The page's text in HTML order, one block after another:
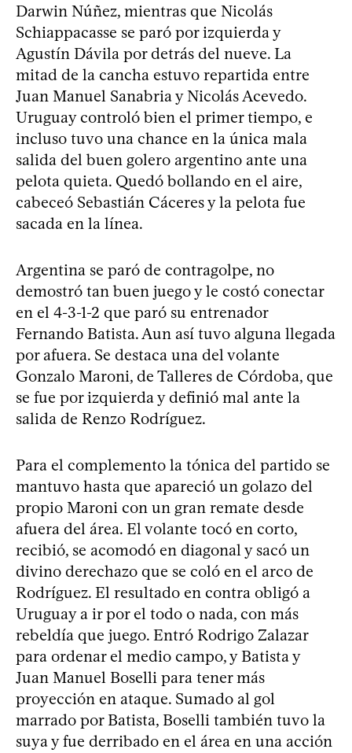
Darwin Núñez, mientras que Nicolás
Schiappacasse se paró por izquierda y
Agustín Dávila por detrás del nueve. La
mitad de la cancha estuvo repartida entre
Juan Manuel Sanabria y Nicolás Acevedo.
Uruguay controló bien el primer tiempo, e
incluso tuvo una chance en la única mala
salida del buen golero argentino ante una
pelota quieta. Quedó bollando en el aire,
cabeceó Sebastián Cáceres y la pelota fue
sacada en la línea.
Argentina se paró de contragolpe, no
demostró tan buen juego y le costó conectar
en el 4-3-1-2 que paró su entrenador
Fernando Batista. Aun así tuvo alguna llegada
por afuera. Se destaca una del volante
Gonzalo Maroni, de Talleres de Córdoba, que
se fue por izquierda y definió mal ante la
salida de Renzo Rodríguez.
Para el complemento la tónica del partido se
mantuvo hasta que apareció un golazo del
propio Maroni con un gran remate desde
afuera del área. El volante tocó en corto,
recibió, se acomodó en diagonal y sacó un
divino derechazo que se coló en el arco de
Rodríguez. El resultado en contra obligó a
Uruguay a ir por el todo o nada, con más
rebeldía que juego. Entró Rodrigo Zalazar
para ordenar el medio campo, y Batista y
Juan Manuel Boselli para tener más
proyección en ataque. Sumado al gol
marrado por Batista, Boselli también tuvo la
suya y fue derribado en el área en una acción